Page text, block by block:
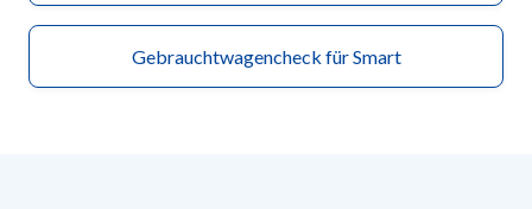
Gebrauchtwagencheck für Smart